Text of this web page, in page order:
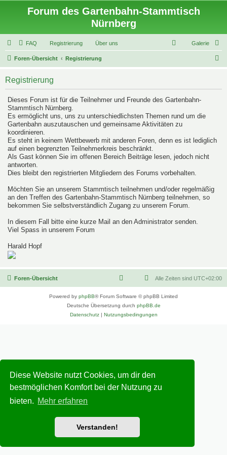
Diese Website nutzt Cookies, um dir den
bestmöglichen Komfort bei der Nutzung zu
bieten. Mehr erfahren
Verstanden!
Forum des Gartenbahn-Stammtisch
Nürnberg
Galerie
FAQ Registrierung Über uns
Foren-Übersicht Registrierung
Registrierung
Dieses Forum ist für die Teilnehmer und Freunde des Gartenbahn-
Stammtisch Nürnberg.
Es ermöglicht uns, uns zu unterschiedlichsten Themen rund um die
Gartenbahn auszutauschen und gemeinsame Aktivitäten zu
koordinieren.
Es steht in keinem Wettbewerb mit anderen Foren, denn es ist lediglich
auf einen begrenzten Teilnehmerkreis beschränkt.
Als Gast können Sie im offenen Bereich Beiträge lesen, jedoch nicht
antworten.
Dies bleibt den registrierten Mitgliedern des Forums vorbehalten.
Möchten Sie an unserem Stammtisch teilnehmen und/oder regelmäßig
an den Treffen des Gartenbahn-Stammtisch Nürnberg teilnehmen, so
bekommen Sie selbstverständlich Zugang zu unserem Forum.
In diesem Fall bitte eine kurze Mail an den Administrator senden.
Viel Spass in unserem Forum
Harald Hopf
Foren-Übersicht Alle Zeiten sind UTC+02:00
Powered by phpBB® Forum Software © phpBB Limited
Deutsche Übersetzung durch phpBB.de
Datenschutz| Nutzungsbedingungen